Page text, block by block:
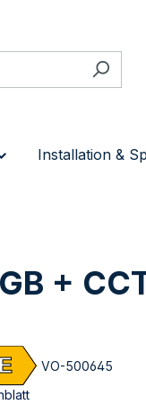
Installation &
+
E
VO-500645